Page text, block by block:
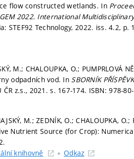
flow constructed wetlands. In
2022. International
STEF92 Technology, 2022. iss. 4.2, p.
M.; CHALOUPKA, O.;
odpadních vod. In SBORNÍK
ČR z.s., 2021.s. 167-174. ISBN: 978-
M.; ZEDNÍK, O.; CHALOUPKA,
Nutrient Source (for Crop):
knihovně Odkaz